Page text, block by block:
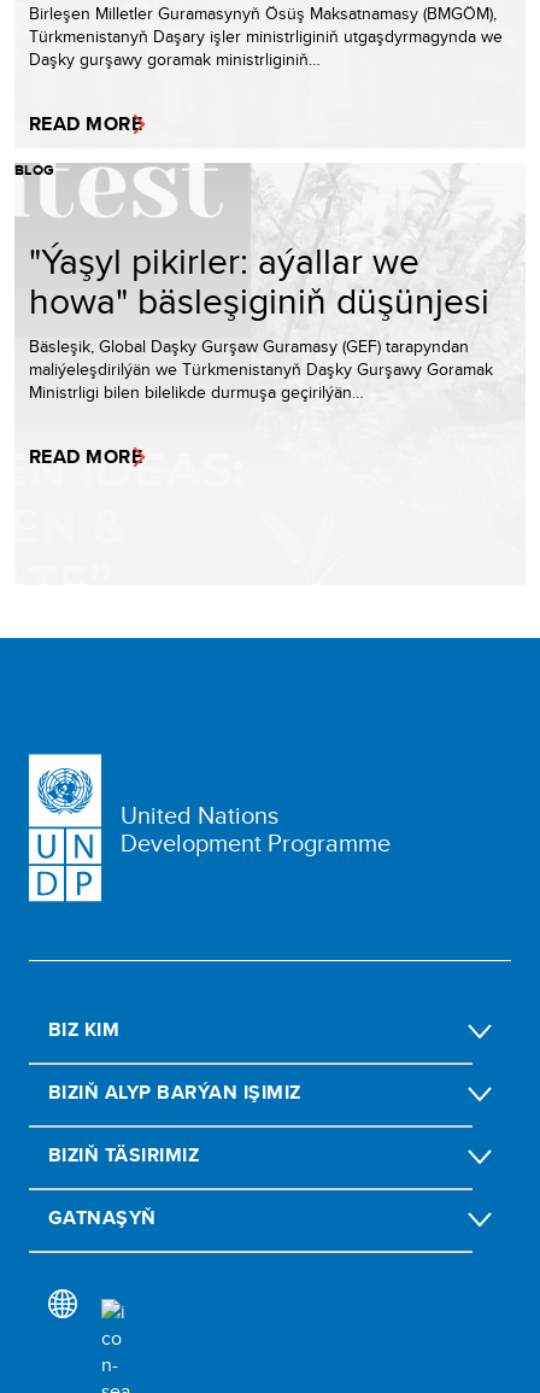
Birleşen Milletler Guramasynyň Ösüş Maksatnamasy (BMGÖM),
Türkmenistanyň Daşary işler ministrliginiň utgaşdyrmagynda we
Daşky gurşawy goramak ministrliginiň…
READ MORE
BLOG
"Ýaşyl pikirler: aýallar we
howa" bäsleşiginiň düşünjesi
Bäsleşik, Global Daşky Gurşaw Guramasy (GEF) tarapyndan
maliýeleşdirilýän we Türkmenistanyň Daşky Gurşawy Goramak
Ministrligi bilen bilelikde durmuşa geçirilýän…
READ MORE
United Nations
Development Programme
BIZ KIM
BIZIŇ ALYP BARÝAN IŞIMIZ
BIZIŇ TÄSIRIMIZ
GATNAŞYŇ